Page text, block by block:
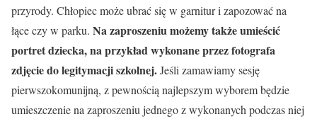
przyrody. Chłopiec może ubrać się w garnitur i zapozować na
łące czy w parku. Na zaproszeniu możemy także umieścić
portret dziecka, na przykład wykonane przez fotografa
zdjęcie do legitymacji szkolnej.Jeśli zamawiamy sesję
pierwszokomunijną, z pewnością najlepszym wyborem będzie
umieszczenie na zaproszeniu jednego z wykonanych podczas niej